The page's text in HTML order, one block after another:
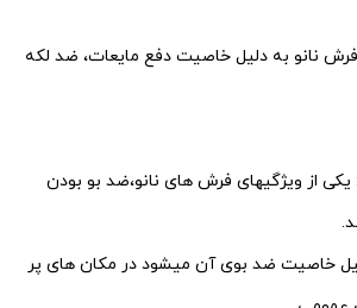
نانو به دلیل خاصیت دفع مایعات، ضد لکه
از ویژگیهای فرش های نانو،ضد بو بودن
خاصیت ضد بوی آن میشود در مکان های پر